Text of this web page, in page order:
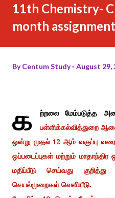
11th Chemistry-
month
ByCentum Study August 29,
க
ற்றலை மேம்படுத்த
பள்ளிக்கல்வித்துறை
ஒன்று முதல் 12 ஆம் வகுப்பு
ஒப்படைப்புகள் மற்றும்
மதிப்பீடு செய்வது
செயல்முறைகள் வெளியீடு.